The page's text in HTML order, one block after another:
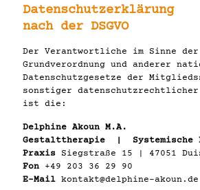
Datenschutzerklärung
nach der DSGVO
Der Verantwortliche im Sinne der
Grundverordnung und anderer
Datenschutzgesetze der
sonstiger datenschutzrechtlicher
ist die:
Delphine Akoun M.A.
Gestalttherapie | Systemische
Praxis Siegstraße 15 | 47051
Fon +49 203 36 29 90
E-Mail kontakt@delphine-akoun.de